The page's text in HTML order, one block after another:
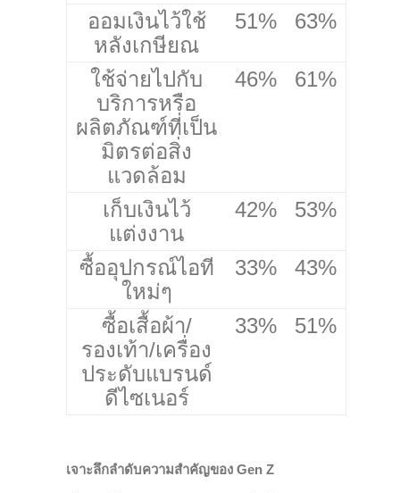
ออมเงินไว้ใช้
หลังเกษียณ
51% 63%
ใช้จ่ายไปกับ
บริการหรือ
ผลิตภัณฑ์ที่เป็น
มิตรต่อสิ่ง
แวดล้อม
46% 61%
เก็บเงินไว้
แต่งงาน
42% 53%
ซื้ออุปกรณ์ไอที
ใหม่ๆ
33% 43%
ซื้อเสื้อผ้า/
รองเท้า/เครื่อง
ประดับแบรนด์
ดีไซเนอร์
33% 51%
เจาะลึกลำดับความสำคัญของ Gen Z